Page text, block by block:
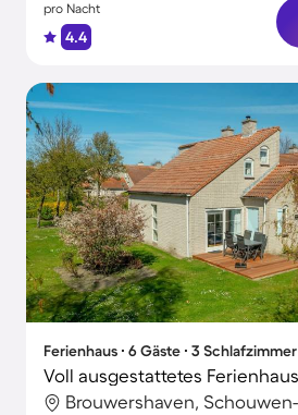
pro Nacht
4.4
Ferienhaus ∙ 6 Gäste ∙ 3 Schlafzimmer